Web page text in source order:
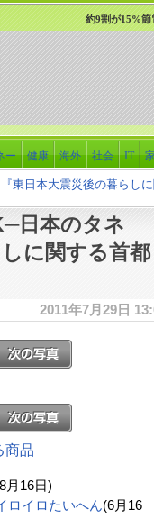
約9割が15%節
ー 健康 海外 社会 IT
東日本大震災後の暮らし
日本のタネ
しに関する首都
2011年7月29日
商品
月16日)
ロイロたいへん(6月16